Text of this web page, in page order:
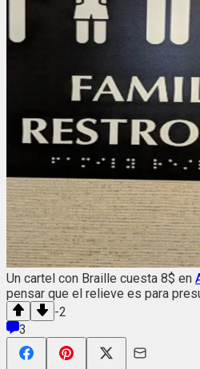
Un cartel con Braille cuesta 8$ en
pensar que el relieve es para
-2
3